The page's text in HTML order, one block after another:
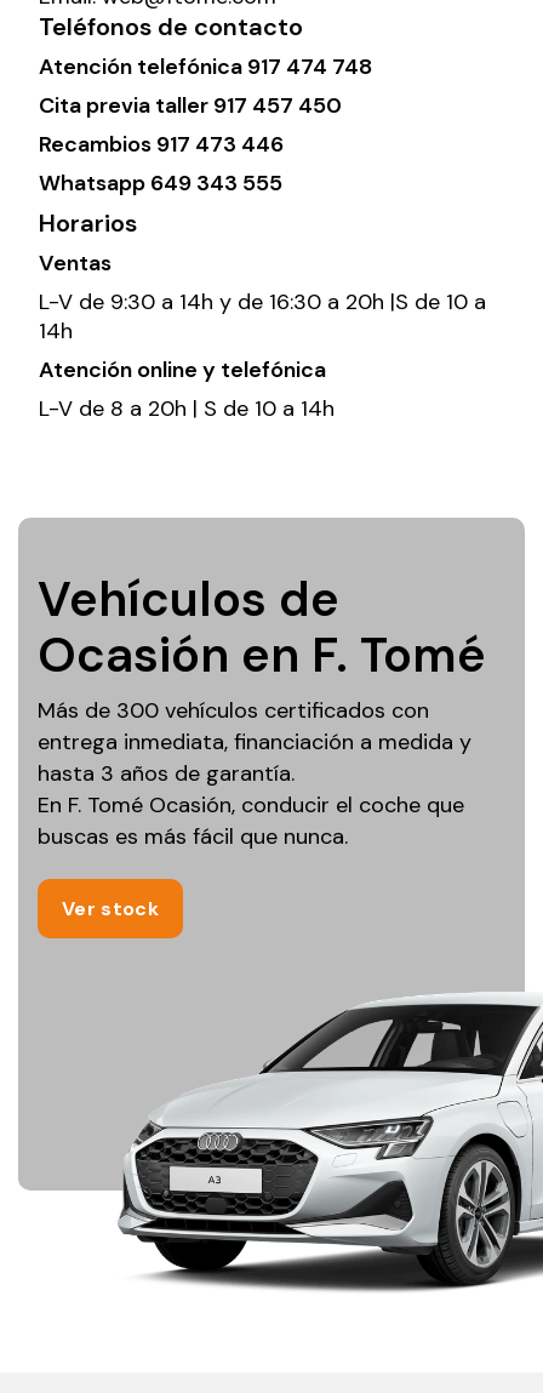
Teléfonos de contacto
Atención telefónica 917 474 748
Cita previa taller 917 457 450
Recambios 917 473 446
Whatsapp 649 343 555
Horarios
Ventas
L-V de 9:30 a 14h y de 16:30 a 20h |S de 10 a
14h
Atención online y telefónica
L-V de 8 a 20h | S de 10 a 14h
Vehículos de
Ocasión en F. Tomé
Más de 300 vehículos certificados con
entrega inmediata, financiación a medida y
hasta 3 años de garantía.
En F. Tomé Ocasión, conducir el coche que
buscas es más fácil que nunca.
Ver stock